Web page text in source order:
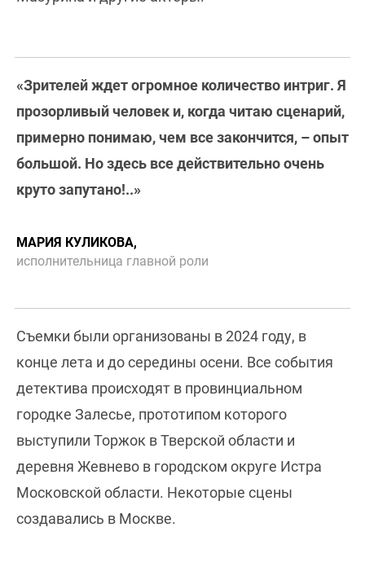
«Зрителей ждет огромное количество интриг. Я
прозорливый человек и, когда читаю сценарий,
примерно понимаю, чем все закончится, – опыт
большой. Но здесь все действительно очень
круто запутано!..»
МАРИЯ КУЛИКОВА,
исполнительница главной роли
Съемки были организованы в 2024 году, в
конце лета и до середины осени. Все события
детектива происходят в провинциальном
городке Залесье, прототипом которого
выступили Торжок в Тверской области и
деревня Жевнево в городском округе Истра
Московской области. Некоторые сцены
создавались в Москве.